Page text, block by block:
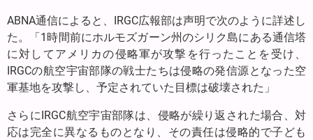
ABNA通信によると、IRGC広報部は声明で次のように詳述し
た。「1時間前にホルモズガーン州のシリク島にある通信塔
に対してアメリカの侵略軍が攻撃を行ったことを受け、
IRGCの航空宇宙部隊の戦士たちは侵略の発信源となった空
軍基地を攻撃し、予定されていた目標は破壊された」
さらにIRGC航空宇宙部隊は、侵略が繰り返された場合、対
応は完全に異なるものとなり、その責任は侵略的で子ども